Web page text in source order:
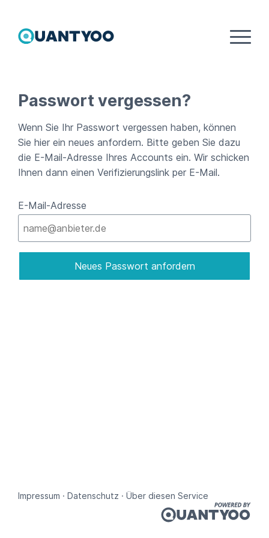
Login
Jetzt registrieren
Passwort vergessen
Nutzerdaten herunterladen
Account löschen
Passwort vergessen?
Wenn Sie Ihr Passwort vergessen haben, können
Sie hier ein neues anfordern. Bitte geben Sie dazu
die E-Mail-Adresse Ihres Accounts ein. Wir schicken
Ihnen dann einen Verifizierungslink per E-Mail.
E-Mail-Adresse
Neues Passwort anfordern
Impressum Datenschutz Über diesen Service